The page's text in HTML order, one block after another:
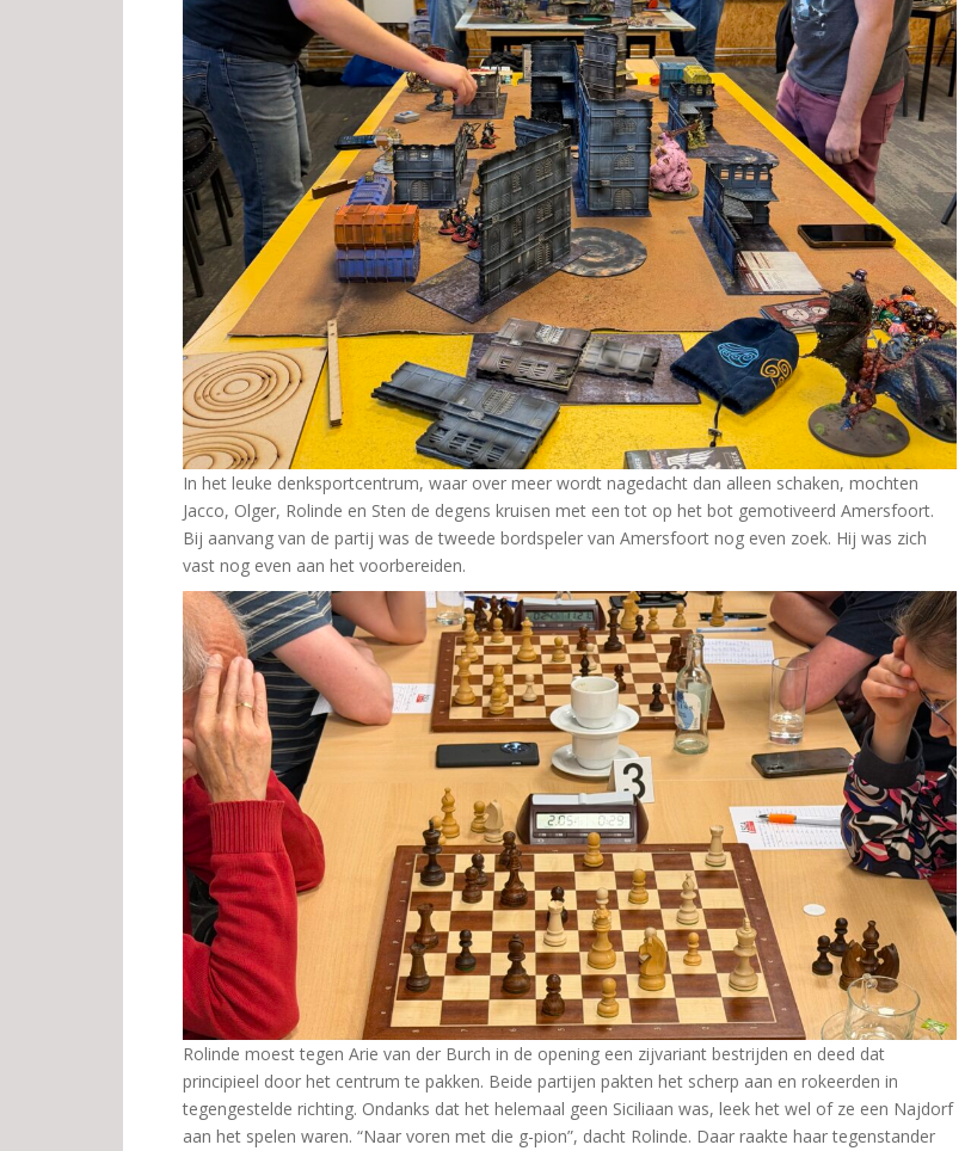
In het leuke denksportcentrum, waar over meer wordt nagedacht dan alleen schaken, mochten
Jacco, Olger, Rolinde en Sten de degens kruisen met een tot op het bot gemotiveerd Amersfoort.
Bij aanvang van de partij was de tweede bordspeler van Amersfoort nog even zoek. Hij was zich
vast nog even aan het voorbereiden.
Rolinde moest tegen Arie van der Burch in de opening een zijvariant bestrijden en deed dat
principieel door het centrum te pakken. Beide partijen pakten het scherp aan en rokeerden in
tegengestelde richting. Ondanks dat het helemaal geen Siciliaan was, leek het wel of ze een Najdorf
aan het spelen waren. “Naar voren met die g-pion”, dacht Rolinde. Daar raakte haar tegenstander